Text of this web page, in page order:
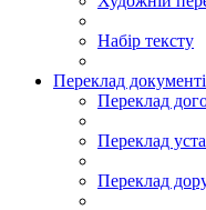
Набір тексту
Переклад
Переклад
Переклад
Переклад